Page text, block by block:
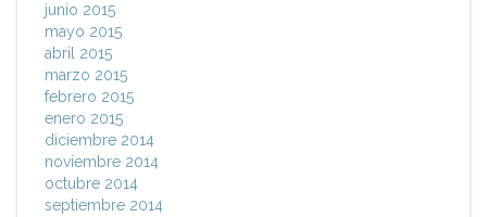
junio 2015
mayo 2015
abril 2015
marzo 2015
febrero 2015
enero 2015
diciembre 2014
noviembre 2014
octubre 2014
septiembre 2014